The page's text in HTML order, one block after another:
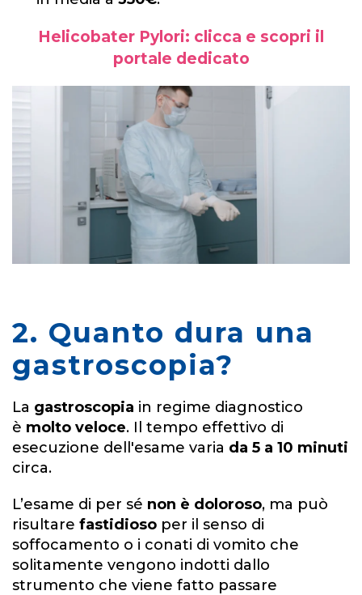
Helicobater Pylori: clicca e scopri il
portale dedicato
2. Quanto dura una
gastroscopia?
La gastroscopia in regime diagnostico
è molto veloce. Il tempo effettivo di
esecuzione dell'esame varia da 5 a 10 minuti
circa.
L’esame di per sé non è doloroso, ma può
risultare fastidioso per il senso di
soffocamento o i conati di vomito che
solitamente vengono indotti dallo
strumento che viene fatto passare